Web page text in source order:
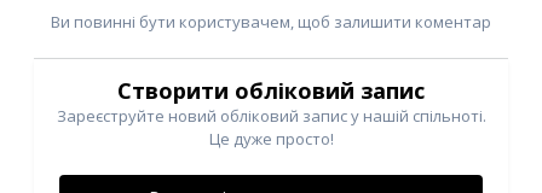
Ви повинні бути користувачем, щоб залишити коментар
Створити обліковий запис
Зареєструйте новий обліковий запис у нашій спільноті.
Це дуже просто!